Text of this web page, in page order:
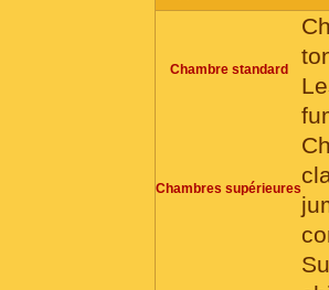
Chambre standard
Chambres supérieures